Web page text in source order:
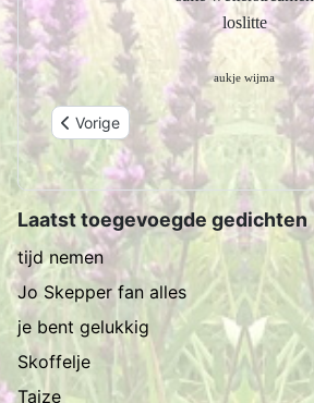
loslitte
aukje wijma
Vorig artikel: aandachtig
Vorige
Laatst toegevoegde gedichten
tijd nemen
Jo Skepper fan alles
je bent gelukkig
Skoffelje
Taize